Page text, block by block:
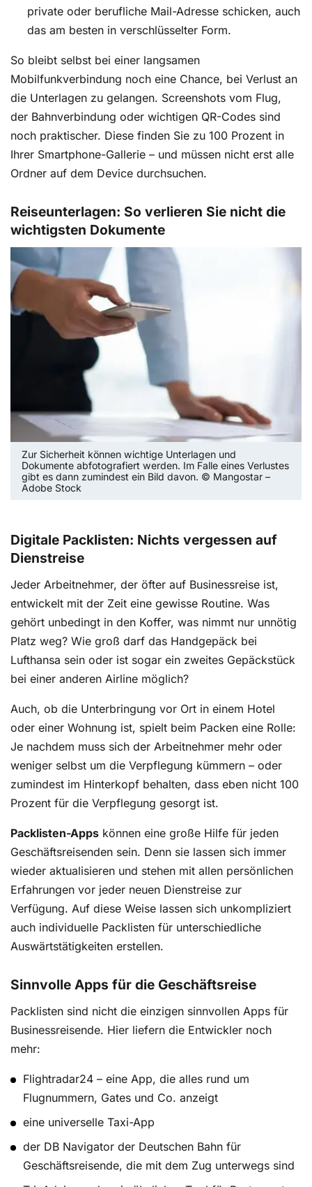
private oder berufliche Mail-Adresse schicken, auch
das am besten in verschlüsselter Form.
So bleibt selbst bei einer langsamen
Mobilfunkverbindung noch eine Chance, bei Verlust an
die Unterlagen zu gelangen. Screenshots vom Flug,
der Bahnverbindung oder wichtigen QR-Codes sind
noch praktischer. Diese finden Sie zu 100 Prozent in
Ihrer Smartphone-Gallerie – und müssen nicht erst alle
Ordner auf dem Device durchsuchen.
Reiseunterlagen: So verlieren Sie nicht die
wichtigsten Dokumente
Zur Sicherheit können wichtige Unterlagen und
Dokumente abfotografiert werden. Im Falle eines Verlustes
gibt es dann zumindest ein Bild davon. © Mangostar –
Adobe Stock
Digitale Packlisten: Nichts vergessen auf
Dienstreise
Jeder Arbeitnehmer, der öfter auf Businessreise ist,
entwickelt mit der Zeit eine gewisse Routine. Was
gehört unbedingt in den Koffer, was nimmt nur unnötig
Platz weg? Wie groß darf das Handgepäck bei
Lufthansa sein oder ist sogar ein zweites Gepäckstück
bei einer anderen Airline möglich?
Auch, ob die Unterbringung vor Ort in einem Hotel
oder einer Wohnung ist, spielt beim Packen eine Rolle:
Je nachdem muss sich der Arbeitnehmer mehr oder
weniger selbst um die Verpflegung kümmern – oder
zumindest im Hinterkopf behalten, dass eben nicht 100
Prozent für die Verpflegung gesorgt ist.
Packlisten-Apps können eine große Hilfe für jeden
Geschäftsreisenden sein. Denn sie lassen sich immer
wieder aktualisieren und stehen mit allen persönlichen
Erfahrungen vor jeder neuen Dienstreise zur
Verfügung. Auf diese Weise lassen sich unkompliziert
auch individuelle Packlisten für unterschiedliche
Auswärtstätigkeiten erstellen.
Sinnvolle Apps für die Geschäftsreise
Packlisten sind nicht die einzigen sinnvollen Apps für
Businessreisende. Hier liefern die Entwickler noch
mehr:
Flightradar24 – eine App, die alles rund um
Flugnummern, Gates und Co. anzeigt
eine universelle Taxi-App
der DB Navigator der Deutschen Bahn für
Geschäftsreisende, die mit dem Zug unterwegs sind